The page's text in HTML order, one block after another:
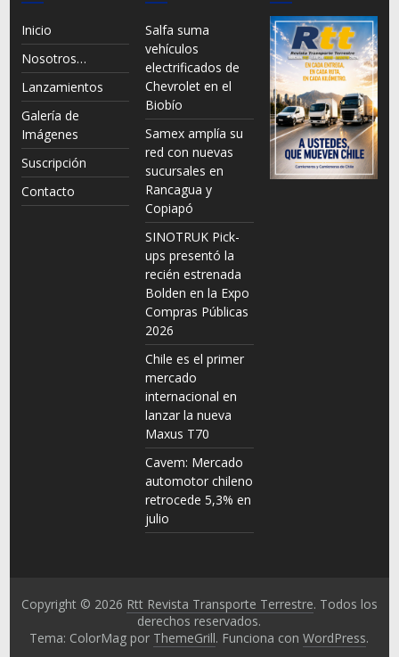
Inicio
Nosotros…
Lanzamientos
Galería de
Imágenes
Suscripción
Contacto
Salfa suma
vehículos
electrificados de
Chevrolet en el
Biobío
Samex amplía su
red con nuevas
sucursales en
Rancagua y
Copiapó
SINOTRUK Pick-
ups presentó la
recién estrenada
Bolden en la Expo
Compras Públicas
2026
Chile es el primer
mercado
internacional en
lanzar la nueva
Maxus T70
Cavem: Mercado
automotor chileno
retrocede 5,3% en
julio
Copyright © 2026 Rtt Revista Transporte Terrestre. Todos los
derechos reservados.
Tema: ColorMag por ThemeGrill. Funciona conWordPress.